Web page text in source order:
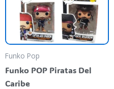
Funko Pop
Funko POP Piratas Del
Caribe
se